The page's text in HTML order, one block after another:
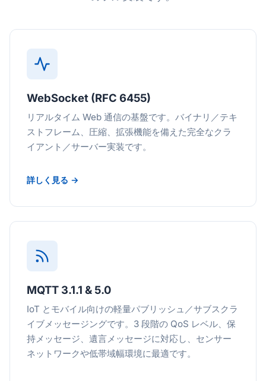
WebSocket (RFC 6455)
リアルタイム Web 通信の基盤です。バイナリ／テキ
ストフレーム、圧縮、拡張機能を備えた完全なクラ
イアント／サーバー実装です。
詳しく見る →
MQTT 3.1.1 & 5.0
IoT とモバイル向けの軽量パブリッシュ／サブスクラ
イブメッセージングです。3 段階の QoS レベル、保
持メッセージ、遺言メッセージに対応し、センサー
ネットワークや低帯域幅環境に最適です。